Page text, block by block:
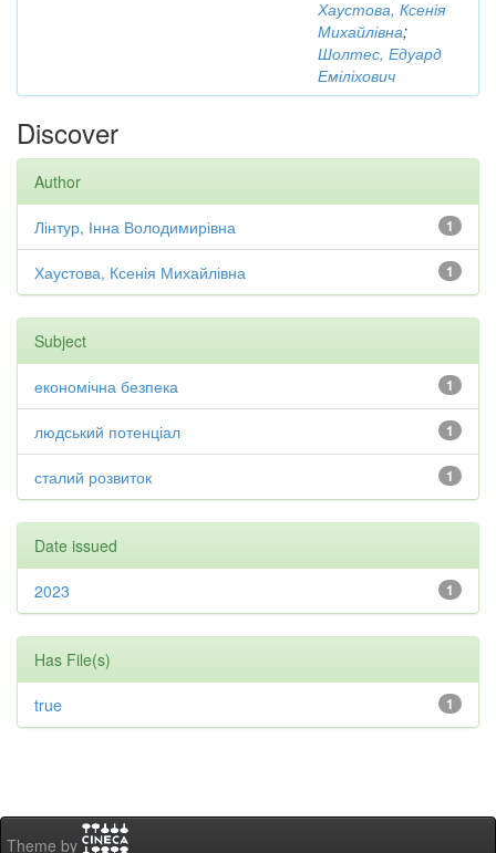
Хаустова, Ксенія
Михайлівна;
Шолтес, Едуард
Еміліхович
Discover
Author
1
Лінтур, Інна Володимирівна
1
Хаустова, Ксенія Михайлівна
Subject
1
економічна безпека
1
людський потенціал
1
сталий розвиток
Date issued
1
2023
Has File(s)
1
true
Theme by